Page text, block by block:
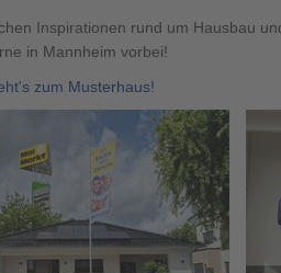
Hilfe?
Hilfe?
Inspirationen rund um Hausbau
in Mannheim vorbei!
zum Musterhaus!